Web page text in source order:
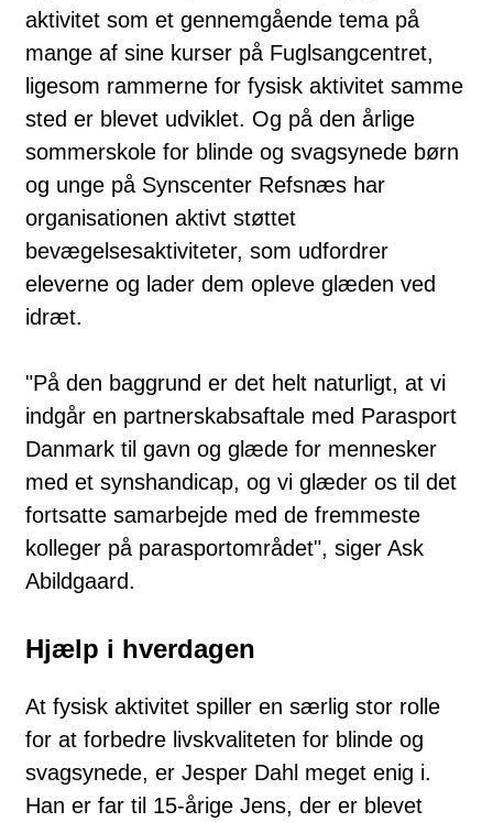
aktivitet som et gennemgående tema på
mange af sine kurser på Fuglsangcentret,
ligesom rammerne for fysisk aktivitet samme
sted er blevet udviklet. Og på den årlige
sommerskole for blinde og svagsynede børn
og unge på Synscenter Refsnæs har
organisationen aktivt støttet
bevægelsesaktiviteter, som udfordrer
eleverne og lader dem opleve glæden ved
idræt.
"På den baggrund er det helt naturligt, at vi
indgår en partnerskabsaftale med Parasport
Danmark til gavn og glæde for mennesker
med et synshandicap, og vi glæder os til det
fortsatte samarbejde med de fremmeste
kolleger på parasportområdet", siger Ask
Abildgaard.
Hjælp i hverdagen
At fysisk aktivitet spiller en særlig stor rolle
for at forbedre livskvaliteten for blinde og
svagsynede, er Jesper Dahl meget enig i.
Han er far til 15-årige Jens, der er blevet